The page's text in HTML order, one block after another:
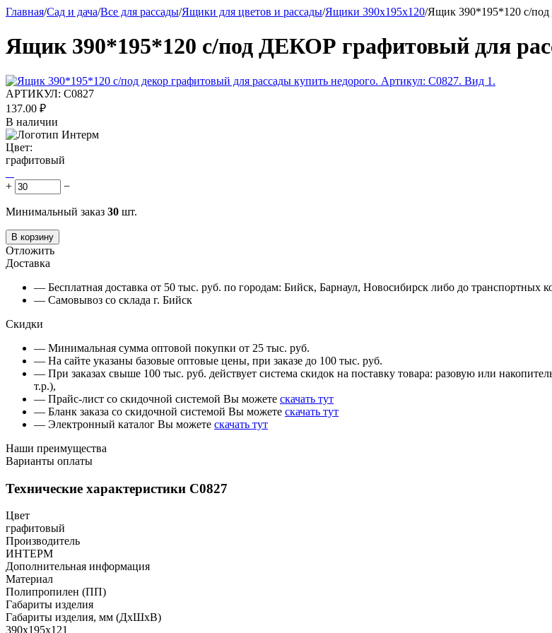
Главная/Сад и дача/Все для рассады/Ящики для цветов и рассады/Ящики 390х195х120/Ящик 390*195*120 с/
Ящик 390*195*120 с/под ДЕКОР графитовый для
АРТИКУЛ: С0827
137.00 ₽
В наличии
Цвет:
графитовый
+ −
Минимальный заказ 30 шт.
В корзину
Отложить
Доставка
— Бесплатная доставка от 50 тыс. руб. по городам: Бийск, Барнаул, Новосибирск либо до транспортных
— Самовывоз со склада г. Бийск
Скидки
— Минимальная сумма оптовой покупки от 25 тыс. руб.
— На сайте указаны базовые оптовые цены, при заказе до 100 тыс. руб.
— При заказах свыше 100 тыс. руб. действует система скидок на поставку товара: разовую или
т.р.),
— Прайс-лист со скидочной системой Вы можете скачать тут
— Бланк заказа со скидочной системой Вы можете скачать тут
— Электронный каталог Вы можете скачать тут
Наши преимущества
Варианты оплаты
Технические характеристики С0827
Цвет
графитовый
Производитель
ИНТЕРМ
Дополнительная информация
Материал
Полипропилен (ПП)
Габариты изделия
Габариты изделия, мм (ДхШхВ)
390х195х121